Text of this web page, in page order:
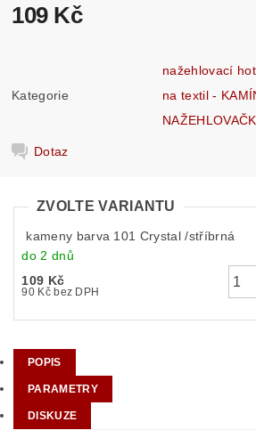
109 Kč
Kategorie
nažehlovací
na textil -
Dotaz
ZVOLTE VARIANTU
kameny barva 101 Crystal /stříbrná
do 2 dnů
109 Kč
90 Kč bez DPH
POPIS
PARAMETRY
DISKUZE